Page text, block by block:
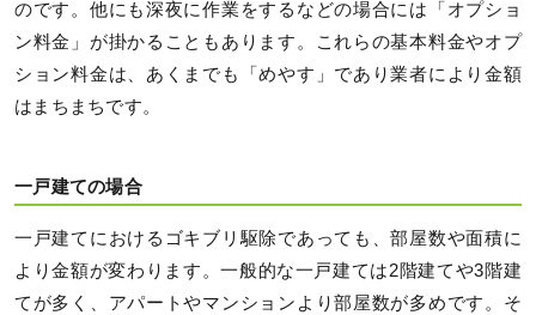
のです。他にも深夜に作業をするなどの場合には「オプショ
ン料金」が掛かることもあります。これらの基本料金やオプ
ション料金は、あくまでも「めやす」であり業者により金額
はまちまちです。
一戸建ての場合
一戸建てにおけるゴキブリ駆除であっても、部屋数や面積に
より金額が変わります。一般的な一戸建ては2階建てや3階建
てが多く、アパートやマンションより部屋数が多めです。そ